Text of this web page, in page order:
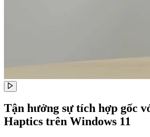
Tận hưởng sự tích hợp gốc
Haptics trên Windows 11